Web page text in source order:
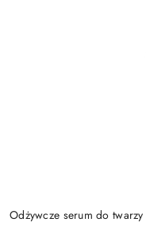
Odżywcze serum do